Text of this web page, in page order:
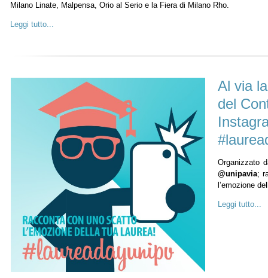
Milano Linate, Malpensa, Orio al Serio e la Fiera di Milano Rho.
Leggi tutto...
Al via
del
Organizzato
@unipavia;
l’emozione
Leggi tutto...